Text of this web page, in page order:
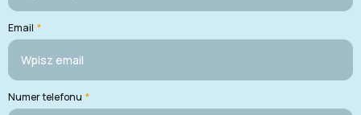
Email *
Numer telefonu *